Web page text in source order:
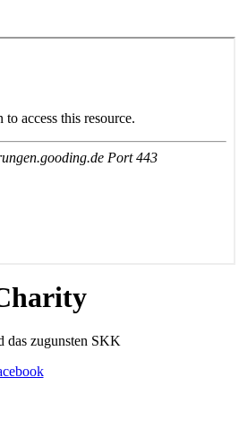
das zugunsten SKK